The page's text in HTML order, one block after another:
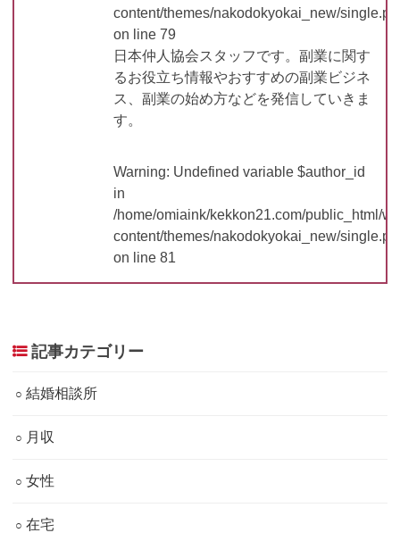
content/themes/nakodokyokai_new/
on line 79
日本仲人協会スタッフです。副業に関す
るお役立ち情報やおすすめの副業ビジネ
ス、副業の始め方などを発信していきま
す。
Warning: Undefined variable $author_id
in
/home/omiaink/kekkon21.com/public_html/
content/themes/nakodokyokai_new/
on line 81
記事カテゴリー
結婚相談所
月収
女性
在宅